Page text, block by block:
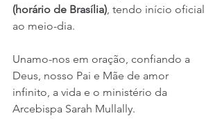
(horário de Brasília), tendo início oficial
ao meio-dia.
Unamo-nos em oração, confiando a
Deus, nosso Pai e Mãe de amor
infinito, a vida e o ministério da
Arcebispa Sarah Mullally.